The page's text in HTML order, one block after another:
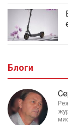
Блоги